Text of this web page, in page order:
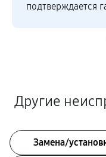
подтверждается
Другие
Замена/